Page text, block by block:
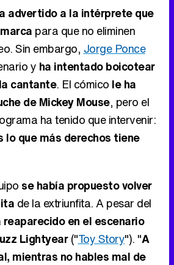
advertido a la intérprete que
para que no eliminen
Sin embargo, Jorge Ponce
y ha intentado boicotear
cantante. El cómico le ha
de Mickey Mouse, pero el
ha tenido que intervenir:
lo que más derechos tiene
se había propuesto volver
de la extriunfita. A pesar del
reaparecido en el escenario
Lightyear("Toy Story"). "A
mientras no hables mal de